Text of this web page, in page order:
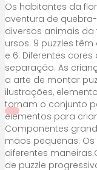
Os habitantes da
aventura de
diversos animais
ursos. 9 puzzles têm
e 6. Diferentes
separação. As
a arte de montar
ilustrações,
tornam o conjunto
elementos para
Componentes
mãos pequenas.
diferentes
de puzzle